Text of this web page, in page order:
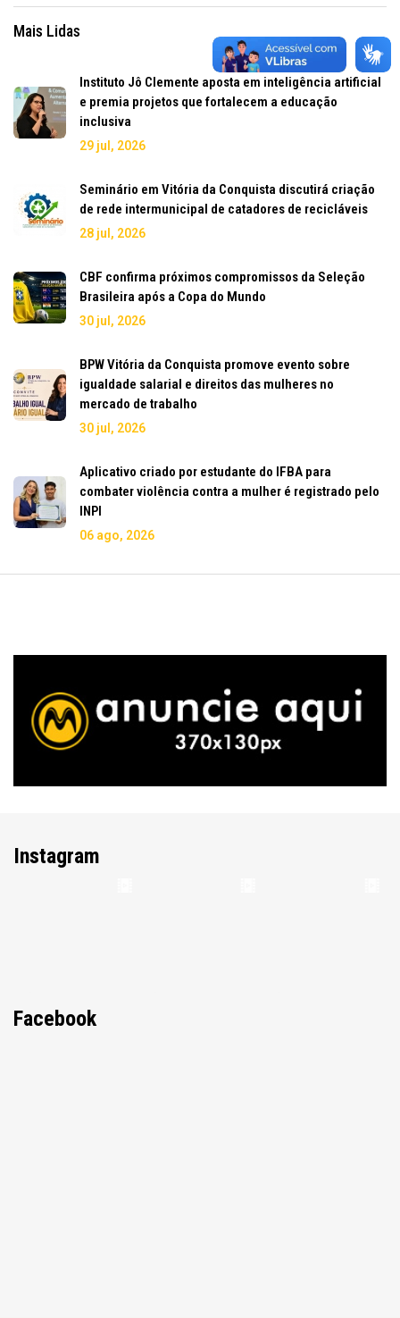
Mais Lidas
Instituto Jô Clemente aposta em inteligência artificial
e premia projetos que fortalecem a educação
inclusiva
29 jul, 2026
Seminário em Vitória da Conquista discutirá criação
de rede intermunicipal de catadores de recicláveis
28 jul, 2026
CBF confirma próximos compromissos da Seleção
Brasileira após a Copa do Mundo
30 jul, 2026
BPW Vitória da Conquista promove evento sobre
igualdade salarial e direitos das mulheres no
mercado de trabalho
30 jul, 2026
Aplicativo criado por estudante do IFBA para
combater violência contra a mulher é registrado pelo
INPI
06 ago, 2026
Instagram
Facebook